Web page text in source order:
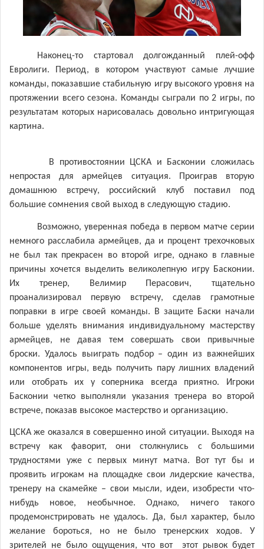
Наконец-то стартовал долгожданный плей-офф
Евролиги. Период, в котором участвуют самые лучшие
команды, показавшие стабильную игру высокого уровня на
протяжении всего сезона. Команды сыграли по 2 игры, по
результатам которых нарисовалась довольно интригующая
картина.
В противостоянии ЦСКА и Басконии сложилась
непростая для армейцев ситуация. Проиграв вторую
домашнюю встречу, российский клуб поставил под
большие сомнения свой выход в следующую стадию.
Возможно, уверенная победа в первом матче серии
немного расслабила армейцев, да и процент трехочковых
не был так прекрасен во второй игре, однако в главные
причины хочется выделить великолепную игру Басконии.
Их тренер, Велимир Перасович, тщательно
проанализировал первую встречу, сделав грамотные
поправки в игре своей команды. В защите Баски начали
больше уделять внимания индивидуальному мастерству
армейцев, не давая тем совершать свои привычные
броски. Удалось выиграть подбор – один из важнейших
компонентов игры, ведь получить пару лишних владений
или отобрать их у соперника всегда приятно. Игроки
Басконии четко выполняли указания тренера во второй
встрече, показав высокое мастерство и организацию.
ЦСКА же оказался в совершенно иной ситуации. Выходя на
встречу как фаворит, они столкнулись с большими
трудностями уже с первых минут матча. Вот тут бы и
проявить игрокам на площадке свои лидерские качества,
тренеру на скамейке – свои мысли, идеи, изобрести что-
нибудь новое, необычное. Однако, ничего такого
продемонстрировать не удалось. Да, был характер, было
желание бороться, но не было тренерских ходов. У
зрителей не было ощущения, что вот этот рывок будет